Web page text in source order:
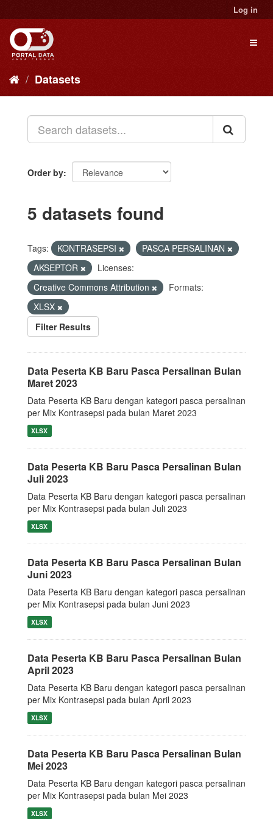
to
content
Log in
Datasets
Order by
5 datasets found
Tags: KONTRASEPSI
PASCA PERSALINAN
AKSEPTOR
Licenses:
Creative Commons Attribution
Formats:
XLSX
Filter Results
Data Peserta KB Baru Pasca Persalinan Bulan
Maret 2023
Data Peserta KB Baru dengan kategori pasca persalinan
per Mix Kontrasepsi pada bulan Maret 2023
XLSX
Data Peserta KB Baru Pasca Persalinan Bulan
Juli 2023
Data Peserta KB Baru dengan kategori pasca persalinan
per Mix Kontrasepsi pada bulan Juli 2023
XLSX
Data Peserta KB Baru Pasca Persalinan Bulan
Juni 2023
Data Peserta KB Baru dengan kategori pasca persalinan
per Mix Kontrasepsi pada bulan Juni 2023
XLSX
Data Peserta KB Baru Pasca Persalinan Bulan
April 2023
Data Peserta KB Baru dengan kategori pasca persalinan
per Mix Kontrasepsi pada bulan April 2023
XLSX
Data Peserta KB Baru Pasca Persalinan Bulan
Mei 2023
Data Peserta KB Baru dengan kategori pasca persalinan
per Mix Kontrasepsi pada bulan Mei 2023
XLSX